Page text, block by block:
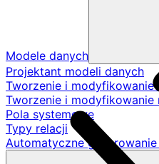
Modele danych
Projektant modeli danych
Tworzenie i modyfikowanie
Tworzenie i modyfikowanie
Pola systemowe
Typy relacji
Automatyczne